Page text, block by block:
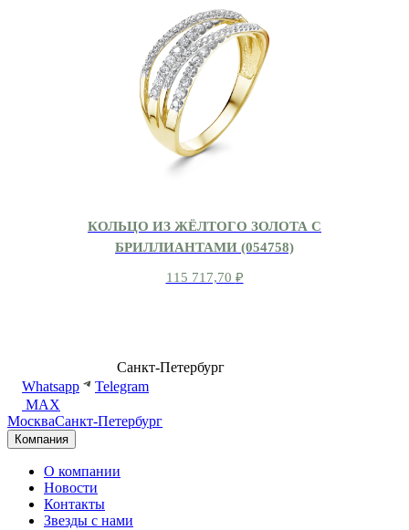
КОЛЬЦО ИЗ ЖЁЛТОГО ЗОЛОТА С
БРИЛЛИАНТАМИ (054758)
115 717,70 ₽
Санкт-Петербург
Whatsapp
Telegram
MAX
МоскваСанкт-Петербург
Компания
О компании
Новости
Контакты
Звезды с нами